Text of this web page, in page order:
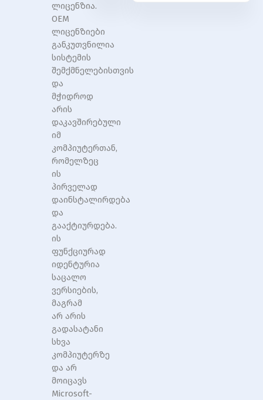
ლიცენზია.
OEM
ლიცენზიები
განკუთვნილია
სისტემის
შემქმნელებისთვის
და
მჭიდროდ
არის
დაკავშირებული
იმ
კომპიუტერთან,
რომელზეც
ის
პირველად
დაინსტალირდება
და
გააქტიურდება.
ის
ფუნქციურად
იდენტურია
საცალო
ვერსიების,
მაგრამ
არ არის
გადასატანი
სხვა
კომპიუტერზე
და არ
მოიცავს
Microsoft-